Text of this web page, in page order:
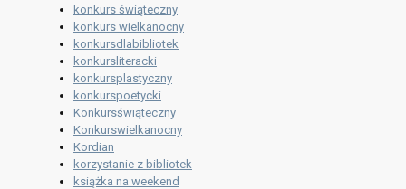
konkurs świąteczny
konkurs wielkanocny
konkursdlabibliotek
konkursliteracki
konkursplastyczny
konkurspoetycki
Konkursświąteczny
Konkurswielkanocny
Kordian
korzystanie z bibliotek
książka na weekend